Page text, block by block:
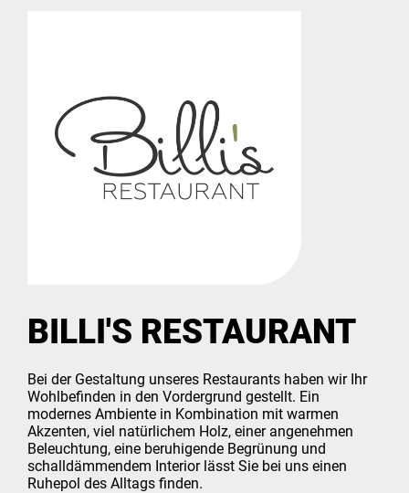
BILLI'S RESTAURANT
Bei der Gestaltung unseres Restaurants haben wir Ihr
Wohlbefinden in den Vordergrund gestellt. Ein
modernes Ambiente in Kombination mit warmen
Akzenten, viel natürlichem Holz, einer angenehmen
Beleuchtung, eine beruhigende Begrünung und
schalldämmendem Interior lässt Sie bei uns einen
Ruhepol des Alltags finden.